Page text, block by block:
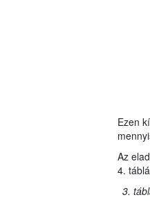
Ezen
Az
4.
3.